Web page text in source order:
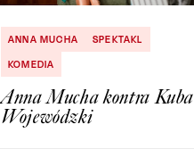
ANNA MUCHA
SPEKTAKL
KOMEDIA
Anna Mucha kontra Kuba
Wojewódzki